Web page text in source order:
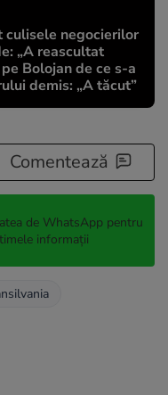
culisele negocierilor
„A reascultat
Bolojan de ce s-a
demis: „A tăcut”
Comentează
de WhatsApp pentru
informații